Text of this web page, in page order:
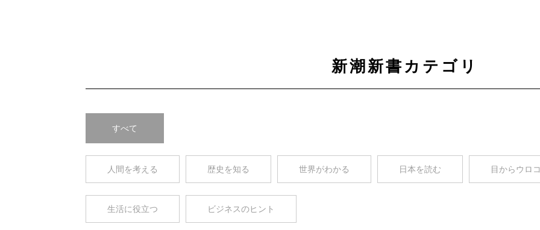
新潮新書カテゴリ
すべて
人間を考える 歴史を知る 世界がわかる 日本を読む 目からウロコ
生活に役立つ ビジネスのヒント